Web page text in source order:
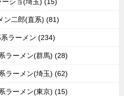
ン二郎(直系) (81)
系ラーメン (234)
ラーメン(群馬) (28)
ラーメン(埼玉) (62)
ラーメン(東京) (15)